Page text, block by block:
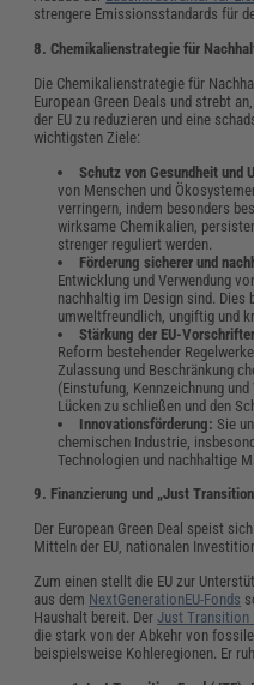
strengere Emissionsstandards für
8. Chemikalienstrategie für
Die Chemikalienstrategie für
European Green Deals und strebt
der EU zu reduzieren und eine
wichtigsten Ziele:
Schutz von Gesundheit und
von Menschen und
verringern, indem besonders
wirksame Chemikalien,
strenger reguliert werden.
Förderung sicherer und
Entwicklung und Verwendung
nachhaltig im Design sind. Dies
umweltfreundlich, ungiftig und
Stärkung der EU-
Reform bestehender
Zulassung und Beschränkung
(Einstufung, Kennzeichnung
Lücken zu schließen und den
Innovationsförderung: Sie
chemischen Industrie,
Technologien und nachhaltige
9. Finanzierung und „Just
Der European Green Deal speist
Mitteln der EU, nationalen
Zum einen stellt die EU zur
aus dem NextGenerationEU-Fonds
Haushalt bereit. DerJust Transition
die stark von der Abkehr von
beispielsweise Kohleregionen. Er